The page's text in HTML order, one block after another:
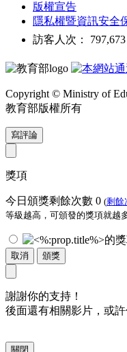
版權宣告
隱私權暨資訊安全
訪客人次： 797,673
Copyright © Ministry of
教育部版權所有
寫評論
獎項
今日頒獎剩餘次數 0 (剩餘
等級越高，可頒發的獎項就越
取消 頒獎
謝謝你的支持！
後面還有相關影片，或許
關閉